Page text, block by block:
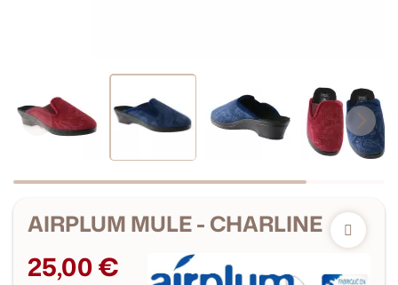
AIRPLUM MULE - CHARLINE
25,00 €